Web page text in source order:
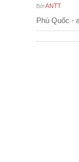
BởiANTT
Phú Quốc -